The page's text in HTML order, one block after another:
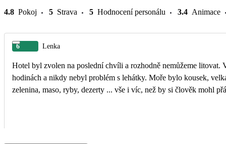
4.8 Pokoj 5 Strava 5 Hodnocení personálu 3.4 Animace
6 Lenka
Hotel byl zvolen na poslední chvíli a rozhodně nemůžeme
hodinách a nikdy nebyl problém s lehátky. Moře bylo kousek,
zelenina, maso, ryby, dezerty ... vše i víc, než by si člověk mohl